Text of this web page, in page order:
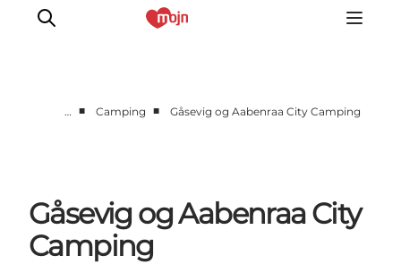
Det sker
Overnatning
Planlæg din ferie
… ■ Camping ■ Gåsevig og Aabenraa City Camping
Gåsevig og Aabenraa City
Camping